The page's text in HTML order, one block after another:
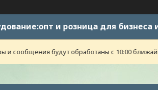
и розница для бизнеса
и сообщения будут обработаны с 10:00